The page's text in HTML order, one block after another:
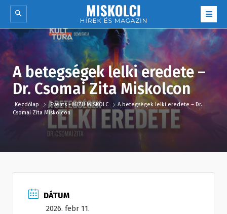
A betegségek lelki eredete –
Dr. Csomai Zita Miskolcon
Kezdőlap Events - MIZU MISKOLC
A betegségek lelki eredete – Dr.
Csomai Zita Miskolcon
DÁTUM
2026. febr 11.